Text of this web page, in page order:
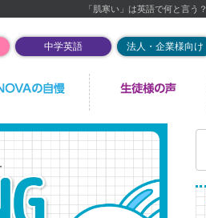
「肌寒い」は英語で何と言う？
中学英語 法人・企業様向け